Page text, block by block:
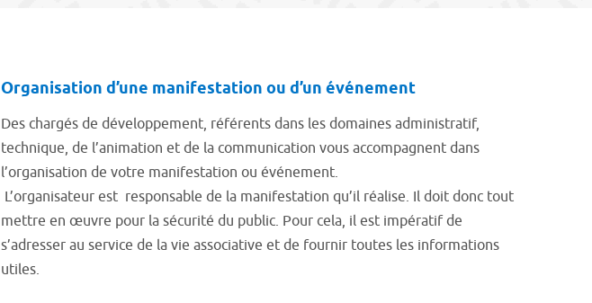
Organisation d’une manifestation ou d’un événement
Des chargés de développement, référents dans les domaines administratif,
technique, de l’animation et de la communication vous accompagnent dans
l’organisation de votre manifestation ou événement.
L’organisateur est responsable de la manifestation qu’il réalise. Il doit donc tout
mettre en œuvre pour la sécurité du public. Pour cela, il est impératif de
s’adresser au service de la vie associative et de fournir toutes les informations
utiles.